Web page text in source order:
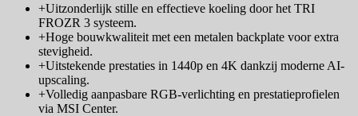
+Uitzonderlijk stille en effectieve koeling door het TRI
FROZR 3 systeem.
+Hoge bouwkwaliteit met een metalen backplate voor extra
stevigheid.
+Uitstekende prestaties in 1440p en 4K dankzij moderne AI-
upscaling.
+Volledig aanpasbare RGB-verlichting en prestatieprofielen
via MSI Center.